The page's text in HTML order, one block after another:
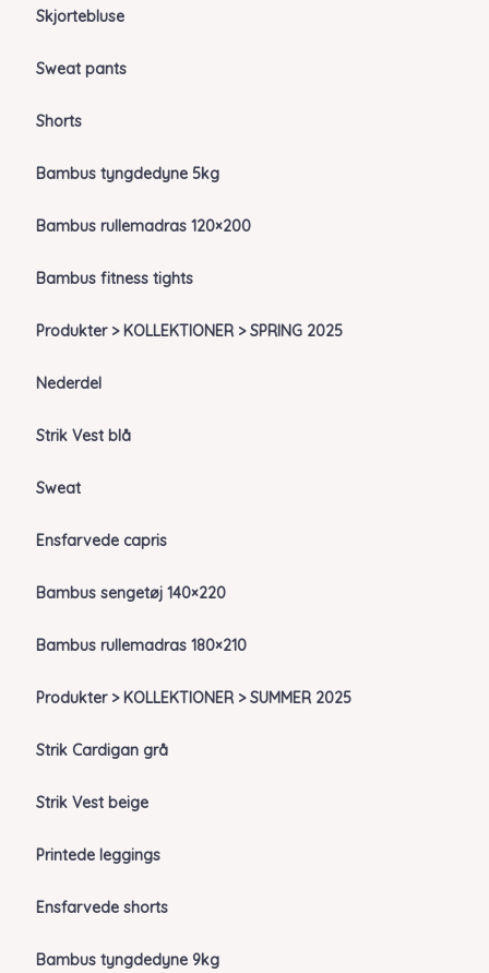
Skjortebluse
Sweat pants
Shorts
Bambus tyngdedyne 5kg
Bambus rullemadras 120×200
Bambus fitness tights
Produkter > KOLLEKTIONER > SPRING 2025
Nederdel
Strik Vest blå
Sweat
Ensfarvede capris
Bambus sengetøj 140×220
Bambus rullemadras 180×210
Produkter > KOLLEKTIONER > SUMMER 2025
Strik Cardigan grå
Strik Vest beige
Printede leggings
Ensfarvede shorts
Bambus tyngdedyne 9kg